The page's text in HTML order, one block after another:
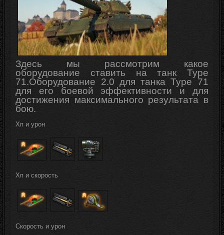
Здесь мы рассмотрим какое
оборудование ставить на танк Type
71.Оборудование 2.0 для танка Type 71
для его боевойэффективности и для
достижения максимального результата в
бою.
Хп и урон
Хп и скорость
Скорость и урон